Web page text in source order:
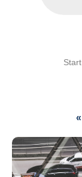
Start
«